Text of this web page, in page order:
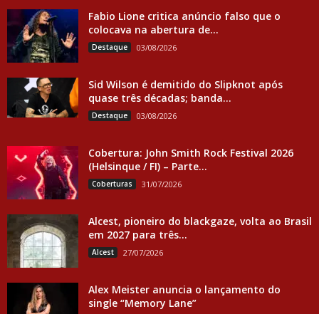
Fabio Lione critica anúncio falso que o
colocava na abertura de...
Destaque 03/08/2026
Sid Wilson é demitido do Slipknot após
quase três décadas; banda...
Destaque 03/08/2026
Cobertura: John Smith Rock Festival 2026
(Helsinque / FI) – Parte...
Coberturas 31/07/2026
Alcest, pioneiro do blackgaze, volta ao Brasil
em 2027 para três...
Alcest 27/07/2026
Alex Meister anuncia o lançamento do
single “Memory Lane”